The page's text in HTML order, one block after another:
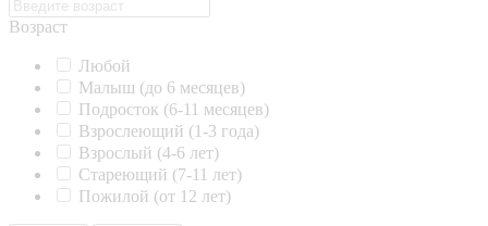
Возраст
Любой
Малыш (до 6 месяцев)
Подросток (6-11 месяцев)
Взрослеющий (1-3 года)
Взрослый (4-6 лет)
Стареющий (7-11 лет)
Пожилой (от 12 лет)